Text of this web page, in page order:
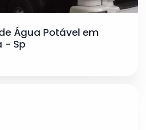
Água Potável em
- Sp